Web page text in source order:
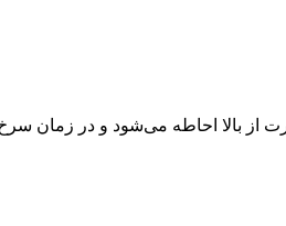
بالا احاطه می‌شود و در زمان